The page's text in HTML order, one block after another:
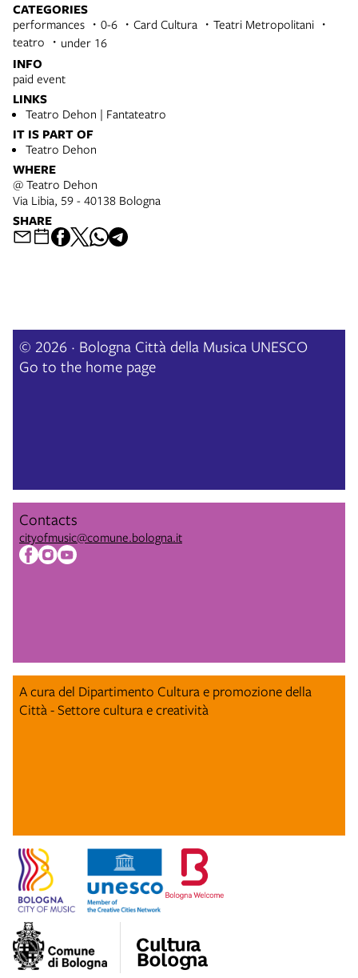
CATEGORIES
performances 0-6 Card Cultura
Teatri Metropolitani
teatro
under 16
INFO
paid event
LINKS
Teatro Dehon | Fantateatro
IT IS PART OF
Teatro Dehon
WHERE
@ Teatro Dehon
Via Libia, 59 - 40138 Bologna
SHARE
© 2026 · Bologna Città della Musica UNESCO
Go to the home page
Contacts
cityofmusic@comune.bologna.it
A cura del Dipartimento Cultura e promozione della
Città - Settore cultura e creatività